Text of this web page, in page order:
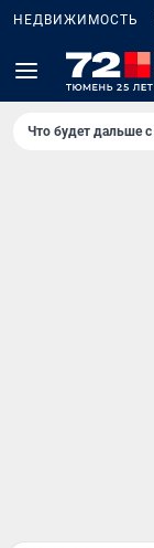
НЕДВИЖИМОСТЬ
Что будет дальше